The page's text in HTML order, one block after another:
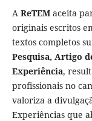
A ReTEMaceita
originais escritos
textos completos
Pesquisa, Artigo
Experiência,
profissionais no
valoriza a
Experiências que